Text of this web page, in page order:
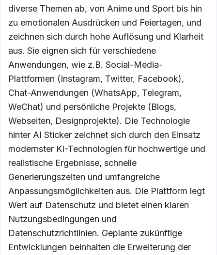
diverse Themen ab, von Anime und Sport bis hin
zu emotionalen Ausdrücken und Feiertagen, und
zeichnen sich durch hohe Auflösung und Klarheit
aus. Sie eignen sich für verschiedene
Anwendungen, wie z.B. Social-Media-
Plattformen (Instagram, Twitter, Facebook),
Chat-Anwendungen (WhatsApp, Telegram,
WeChat) und persönliche Projekte (Blogs,
Webseiten, Designprojekte). Die Technologie
hinter AI Sticker zeichnet sich durch den Einsatz
modernster KI-Technologien für hochwertige und
realistische Ergebnisse, schnelle
Generierungszeiten und umfangreiche
Anpassungsmöglichkeiten aus. Die Plattform legt
Wert auf Datenschutz und bietet einen klaren
Nutzungsbedingungen und
Datenschutzrichtlinien. Geplante zukünftige
Entwicklungen beinhalten die Erweiterung der